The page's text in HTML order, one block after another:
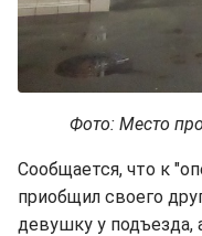
Фото: Место
Сообщается, что к
приобщил своего
девушку у подъезда,